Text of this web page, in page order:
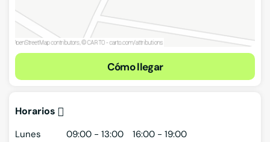
Cómo llegar
Horarios
Lunes 09:00 - 13:00
16:00 - 19:00